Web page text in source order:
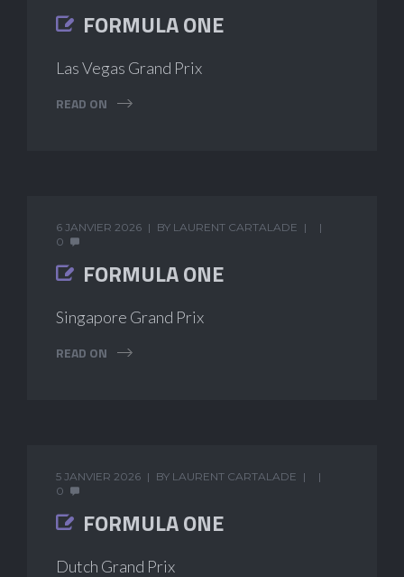
FORMULA ONE
Las Vegas Grand Prix
READ ON
6 JANVIER 2026 BY LAURENT CARTALADE
0
FORMULA ONE
Singapore Grand Prix
READ ON
5 JANVIER 2026 BY LAURENT CARTALADE
0
FORMULA ONE
Dutch Grand Prix